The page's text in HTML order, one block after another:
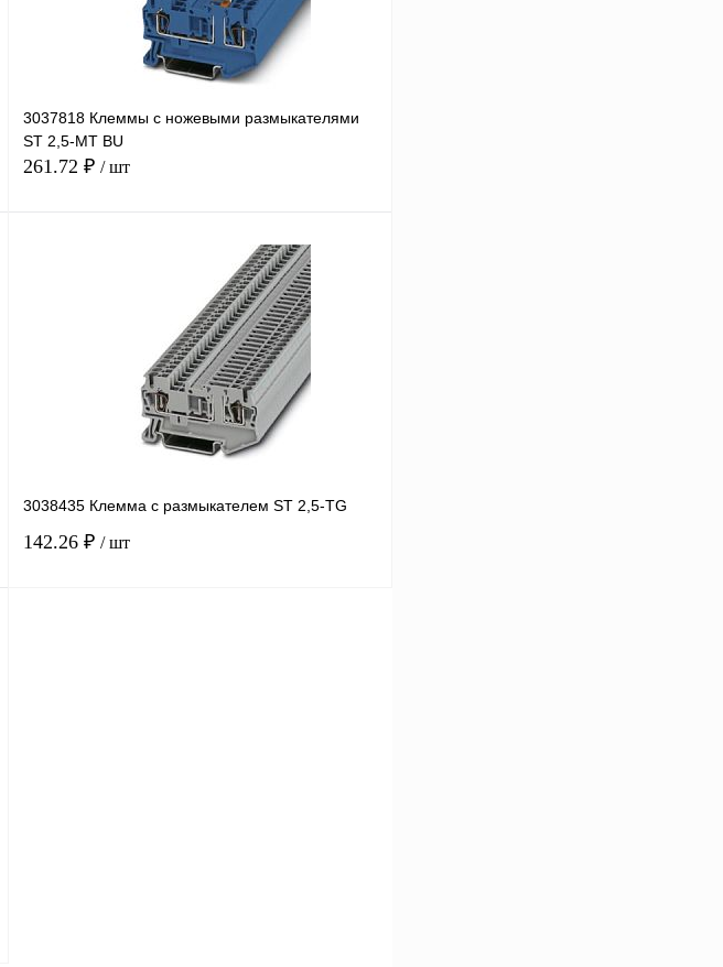
3037818 Клеммы с ножевыми размыкателями
ST 2,5-MT BU
261.72 ₽ / шт
В корзину
Сравнение
наличии
3038435 Клемма с размыкателем ST 2,5-TG
142.26 ₽ / шт